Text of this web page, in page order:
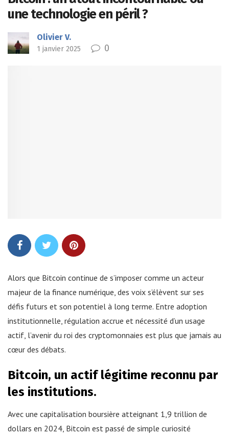
une technologie en péril ?
Olivier V.
1 janvier 2025 0
Alors que Bitcoin continue de s’imposer comme un acteur
majeur de la finance numérique, des voix s’élèvent sur ses
défis futurs et son potentiel à long terme. Entre adoption
institutionnelle, régulation accrue et nécessité d’un usage
actif, l’avenir du roi des cryptomonnaies est plus que jamais au
cœur des débats.
Bitcoin, un actif légitime reconnu par
les institutions.
Avec une capitalisation boursière atteignant 1,9 trillion de
dollars en 2024, Bitcoin est passé de simple curiosité